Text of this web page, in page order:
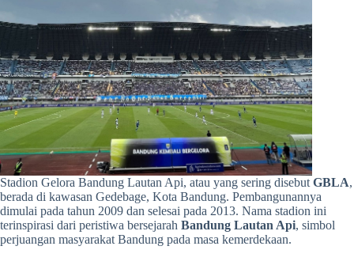
Stadion Gelora Bandung Lautan Api, atau yang sering disebut GBLA,
berada di kawasan Gedebage, Kota Bandung. Pembangunannya
dimulai pada tahun 2009 dan selesai pada 2013. Nama stadion ini
terinspirasi dari peristiwa bersejarah Bandung Lautan Api, simbol
perjuangan masyarakat Bandung pada masa kemerdekaan.